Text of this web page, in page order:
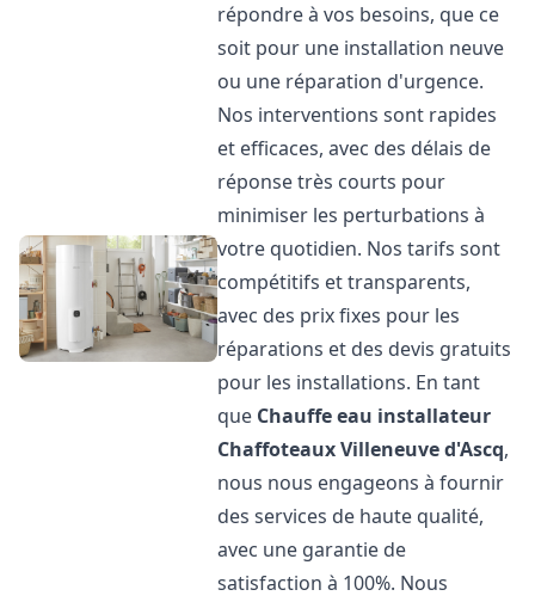
répondre à vos besoins, que ce
soit pour une installation neuve
ou une réparation d'urgence.
Nos interventions sont rapides
et efficaces, avec des délais de
réponse très courts pour
minimiser les perturbations à
votre quotidien. Nos tarifs sont
compétitifs et transparents,
avec des prix fixes pour les
réparations et des devis gratuits
pour les installations. En tant
que Chauffe eau installateur
ChaffoteauxVilleneuve d'Ascq,
nous nous engageons à fournir
des services de haute qualité,
avec une garantie de
satisfaction à 100%. Nous